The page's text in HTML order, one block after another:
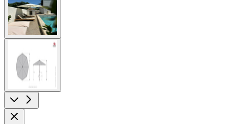
image
image